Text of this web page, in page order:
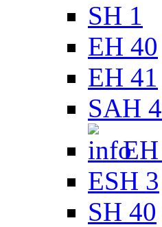
SH 1
EH 40
EH 41
SAH
EH
ESH 3
SH 40